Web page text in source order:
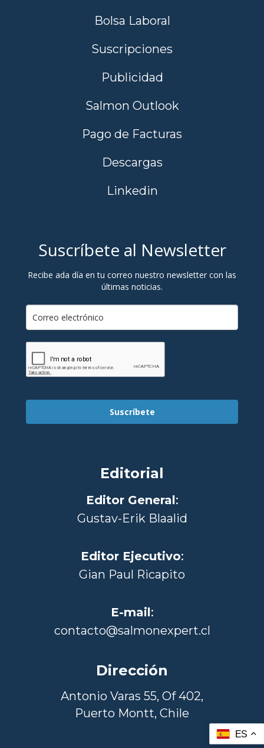
Bolsa Laboral
Suscripciones
Publicidad
Salmon Outlook
Pago de Facturas
Descargas
Linkedin
Suscríbete al Newsletter
Recibe ada día en tu correo nuestro newsletter con las
últimas noticias.
Suscríbete
Editorial
Editor General:
Gustav-Erik Blaalid
Editor Ejecutivo:
Gian Paul Ricapito
E-mail:
contacto@salmonexpert.cl
Dirección
Antonio Varas 55, Of 402,
Puerto Montt, Chile
ES